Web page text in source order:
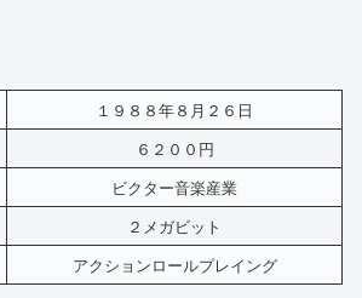
１９８８年８月２６日
６２００円
ビクター音楽産業
２メガビット
アクションロールプレイング